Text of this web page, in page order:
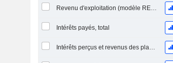
Revenu d'exploitation (modèle REIT / Utility)
Intérêts payés, total
Intérêts perçus et revenus des placements